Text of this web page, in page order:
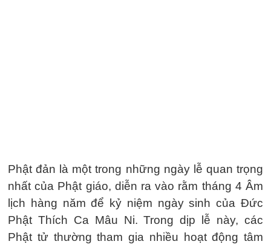
Phật đản là một trong những ngày lễ quan trọng
nhất của Phật giáo, diễn ra vào rằm tháng 4 Âm
lịch hàng năm để kỷ niệm ngày sinh của Đức
Phật Thích Ca Mâu Ni. Trong dịp lễ này, các
Phật tử thường tham gia nhiều hoạt động tâm